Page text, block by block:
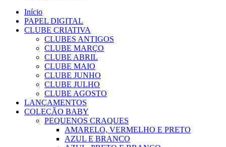
Início
PAPEL DIGITAL
CLUBE CRIATIVA
CLUBES ANTIGOS
CLUBE MARÇO
CLUBE ABRIL
CLUBE MAIO
CLUBE JUNHO
CLUBE JULHO
CLUBE AGOSTO
LANÇAMENTOS
COLEÇÃO BABY
PEQUENOS CRAQUES
AMARELO, VERMELHO E PRETO
AZUL E BRANCO